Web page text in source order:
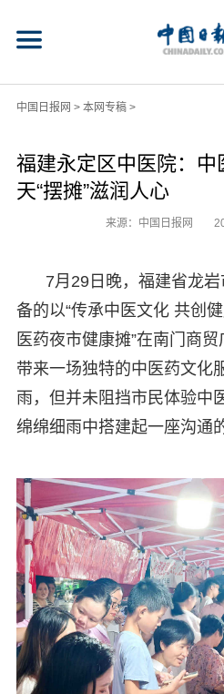
中国日报网 > 本网专稿>
福建永定区中医院：中
天“摆摊”滋润人心
来源：中国日报网
7月29日晚，福建省龙
备的以“传承中医文化 共创
医药夜市健康摊”在南门商
带来一场独特的中医药文化
雨，但并未阻挡市民体验中
绵绵细雨中搭建起一座沟通